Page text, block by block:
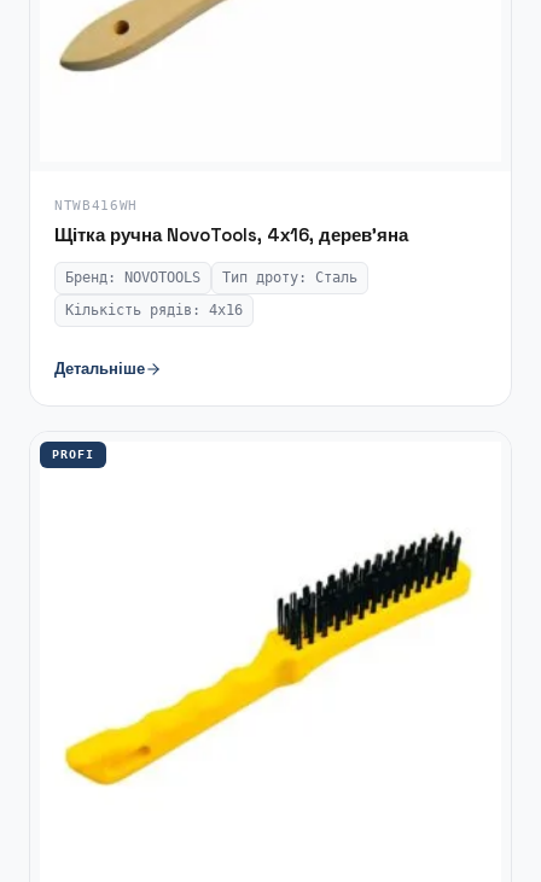
NTWB416WH
Щітка ручна NovoTools, 4х16, дерев’яна
Бренд: NOVOTOOLS
Тип дроту: Сталь
Кількість рядів: 4х16
Детальніше
PROFI